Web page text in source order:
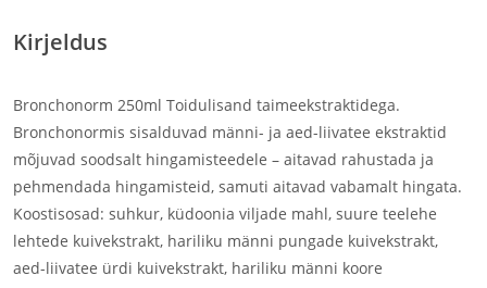
Kirjeldus
Bronchonorm 250ml Toidulisand taimeekstraktidega.
Bronchonormis sisalduvad männi- ja aed-liivatee ekstraktid
mõjuvad soodsalt hingamisteedele – aitavad rahustada ja
pehmendada hingamisteid, samuti aitavad vabamalt hingata.
Koostisosad: suhkur, küdoonia viljade mahl, suure teelehe
lehtede kuivekstrakt, hariliku männi pungade kuivekstrakt,
aed-liivatee ürdi kuivekstrakt, hariliku männi koore